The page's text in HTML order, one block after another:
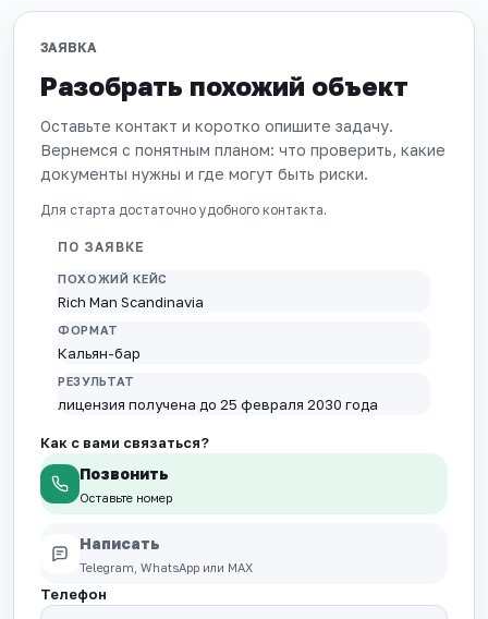
ЗАЯВКА
Разобрать похожий объект
Оставьте контакт и коротко опишите задачу.
Вернемся с понятным планом: что проверить, какие
документы нужны и где могут быть риски.
Для старта достаточно удобного контакта.
ПО ЗАЯВКЕ
ПОХОЖИЙ КЕЙС
Rich Man Scandinavia
ФОРМАТ
Кальян-бар
РЕЗУЛЬТАТ
лицензия получена до 25 февраля 2030 года
Как с вами связаться?
Позвонить
Оставьте номер
Написать
Telegram, WhatsApp или MAX
Телефон